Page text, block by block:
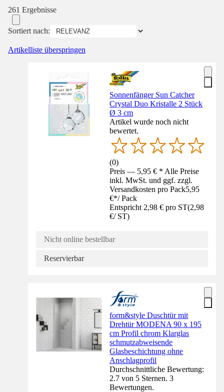
261 Ergebnisse
Sortiert nach:
Artikelliste überspringen
Sonnenfänger Sun Catcher
Crystal Duo Kristalle 2 Stück
Ø 3 cm
Artikel wurde noch nicht
bewertet.
(0)
Preis — 5,95 € * Alle Preise
inkl. MwSt. und ggf. zzgl.
Versandkosten pro Pack5,95
€*/ Pack
Entspricht 2,98 € pro ST(2,98
€/ ST)
Nicht online bestellbar
Reservierbar
form&style Duschtür mit
Drehtür MODENA 90 x 195
cm Profil chrom Klarglas
schmutzabweisende
Glasbeschichtung ohne
Anschlagprofil
Durchschnittliche Bewertung:
2.7 von 5 Sternen. 3
Bewertungen.